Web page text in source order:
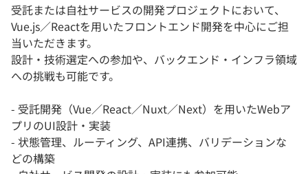
受託または自社サービスの開発プロジェクトにおいて、
Vue.js／Reactを用いたフロントエンド開発を中心にご担
当いただきます。
設計・技術選定への参加や、バックエンド・インフラ領域
への挑戦も可能です。
- 受託開発（Vue／React／Nuxt／Next）を用いたWebア
プリのUI設計・実装
- 状態管理、ルーティング、API連携、バリデーションな
どの構築